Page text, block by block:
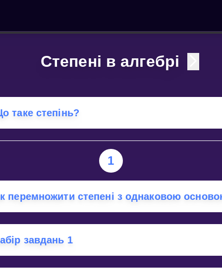
Степені в алгебрі
таке степінь?
1
перемножити степені з однаковою
завдань 1